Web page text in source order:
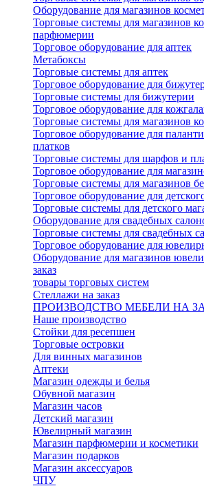
Оборудование для магазинов
Торговые системы для магазинов
парфюмерии
Торговое оборудование для аптек
Метабоксы
Торговые системы для аптек
Торговое оборудование для
Торговые системы для бижутерии
Торговое оборудование для
Торговые системы для магазинов
Торговое оборудование для
платков
Торговые системы для шарфов и
Торговое оборудование для
Торговые системы для магазинов
Торговое оборудование для
Торговые системы для детского
Оборудование для свадебных
Торговые системы для свадебных
Торговое оборудование для
Оборудование для магазинов
заказ
товары торговых систем
Стеллажи на заказ
ПРОИЗВОДСТВО МЕБЕЛИ НА
Наше производство
Стойки для ресепшен
Торговые островки
Для винных магазинов
Аптеки
Магазин одежды и белья
Обувной магазин
Магазин часов
Детский магазин
Ювелирный магазин
Магазин парфюмерии и косметики
Магазин подарков
Магазин аксессуаров
ЧПУ